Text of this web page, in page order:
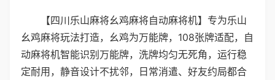
【四川乐山麻将幺鸡麻将自动麻将机】专为乐山
幺鸡麻将玩法打造，幺鸡为万能牌，108张牌适配，自
动麻将机智能识别万能牌，洗牌均匀无死角，运行稳
定耐用，静音设计不扰邻，日常消遣、好友约局都合